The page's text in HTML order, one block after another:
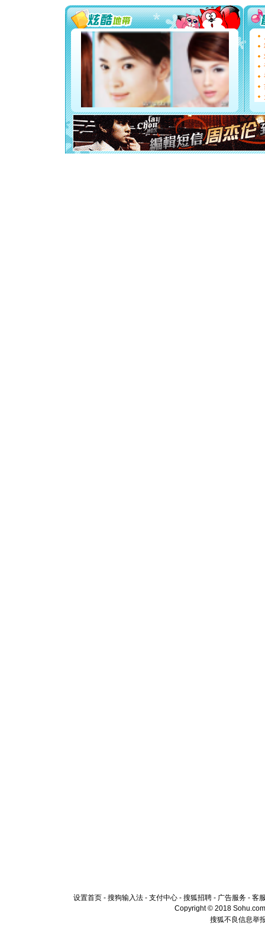
你太多，
要平安
[圣诞节]
能正大
都要快乐
[圣诞节]
如意,快
[元旦]
看
断电。
你是我
[元旦]如
起；二是
离。水晶
[元旦]当
泣，这痛
设置首页 - 搜狗输入法 - 支付中心 - 搜狐招聘 - 广告服务 - 客
Copyright © 2018
搜狐不良信息举